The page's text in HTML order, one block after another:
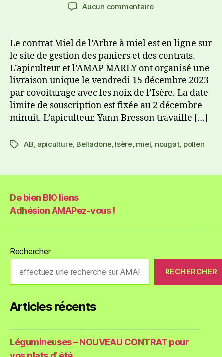
Aucun commentaire
Le contrat Miel de l’Arbre à miel est en ligne sur
le site de gestion des paniers et des contrats.
L’apiculteur et l’AMAP MARLY ont organisé une
livraison unique le vendredi 15 décembre 2023
par covoiturage avec les noix de l’Isère. La date
limite de souscription est fixée au 2 décembre
minuit. L’apiculteur, Yann Bresson travaille […]
AB, apiculture, Belladone, Isère, miel, nougat, pollen
De bien BIO liens
Adhésion AMAPez-vous !
Rechercher
RECHERCHER
Articles récents
Légumineuses – NOUVEAU CONTRAT pour